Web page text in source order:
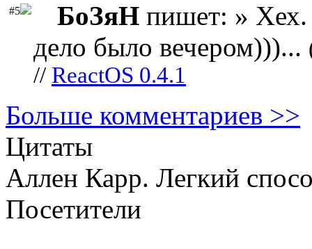
#5 БоЗяН пишет: » Хех.
дело было вечером)))...
// ReactOS 0.4.1
Больше комментариев >>
Цитаты
Аллен Карр. Легкий
Посетители